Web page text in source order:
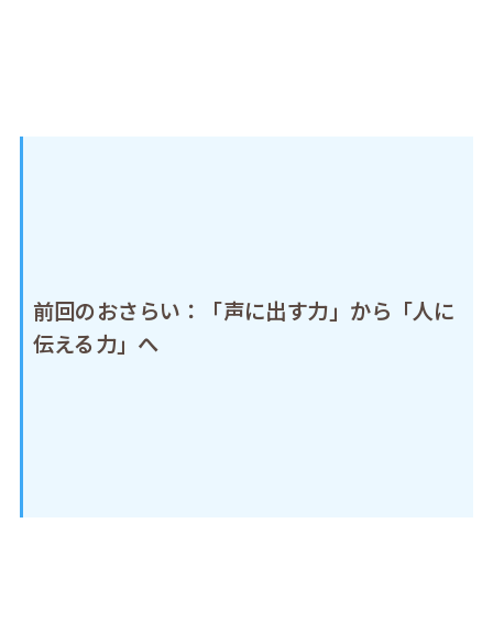
前回のおさらい：「声に出す力」から「人に
伝える力」へ